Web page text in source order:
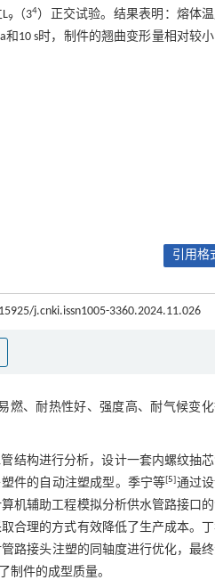
9（34）正交试验。结果表明：熔体
10 s时，制件的翘曲变形量相对较
引用格
j.cnki.issn1005-3360.2024.11.026
燃、耐热性好、强度高、耐气候变
结构进行分析，设计一套内螺纹抽
件的自动注塑成型。季宁等[5]通过
机辅助工程模拟分析供水管路接口
合理的方式有效降低了生产成本。
路接头注塑的同轴度进行优化，最
制件的成型质量。